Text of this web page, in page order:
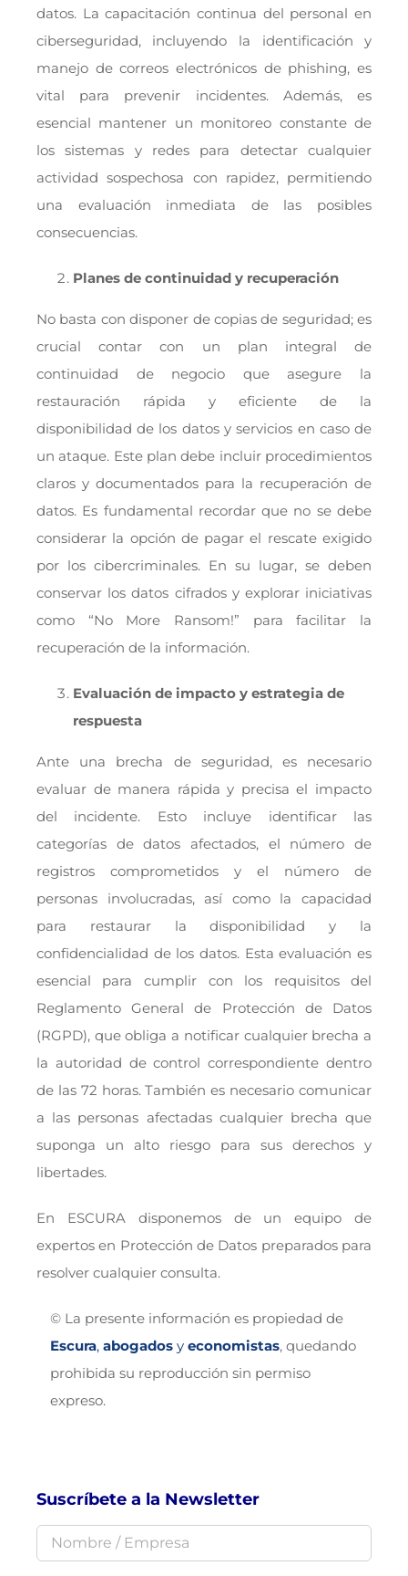
datos. La capacitación continua del personal en
ciberseguridad, incluyendo la identificación y
manejo de correos electrónicos de phishing, es
vital para prevenir incidentes. Además, es
esencial mantener un monitoreo constante de
los sistemas y redes para detectar cualquier
actividad sospechosa con rapidez, permitiendo
una evaluación inmediata de las posibles
consecuencias.
Planes de continuidad y recuperación
No basta con disponer de copias de seguridad; es
crucial contar con un plan integral de
continuidad de negocio que asegure la
restauración rápida y eficiente de la
disponibilidad de los datos y servicios en caso de
un ataque. Este plan debe incluir procedimientos
claros y documentados para la recuperación de
datos. Es fundamental recordar que no se debe
considerar la opción de pagar el rescate exigido
por los cibercriminales. En su lugar, se deben
conservar los datos cifrados y explorar iniciativas
como “No More Ransom!” para facilitar la
recuperación de la información.
Evaluación de impacto y estrategia de
respuesta
Ante una brecha de seguridad, es necesario
evaluar de manera rápida y precisa el impacto
del incidente. Esto incluye identificar las
categorías de datos afectados, el número de
registros comprometidos y el número de
personas involucradas, así como la capacidad
para restaurar la disponibilidad y la
confidencialidad de los datos. Esta evaluación es
esencial para cumplir con los requisitos del
Reglamento General de Protección de Datos
(RGPD), que obliga a notificar cualquier brecha a
la autoridad de control correspondiente dentro
de las 72 horas. También es necesario comunicar
a las personas afectadas cualquier brecha que
suponga un alto riesgo para sus derechos y
libertades.
En ESCURA disponemos de un equipo de
expertos en Protección de Datos preparados para
resolver cualquier consulta.
© La presente información es propiedad de
Escura, abogadosy economistas, quedando
prohibida su reproducción sin permiso
expreso.
Suscríbete a la Newsletter